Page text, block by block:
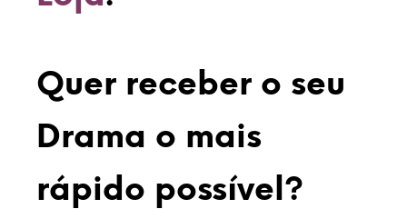
Quer receber o seu
Drama o mais
rápido possível?